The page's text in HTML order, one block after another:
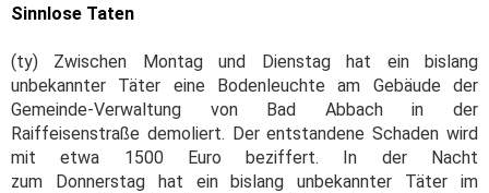
Sinnlose Taten
(ty) Zwischen Montag und Dienstag hat ein bislang
unbekannter Täter eine Bodenleuchte am Gebäude der
Gemeinde-Verwaltung von Bad Abbach in der
Raiffeisenstraße demoliert. Der entstandene Schaden wird
mit etwa 1500 Euro beziffert. In der Nacht
zum Donnerstag hat ein bislang unbekannter Täter im